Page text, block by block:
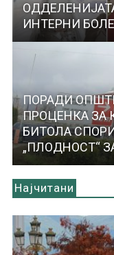
ИНТЕРНИ
ПОРАДИ
ПРОЦЕНКА
БИТОЛА
„ПЛОДНОСТ“
Најчитани